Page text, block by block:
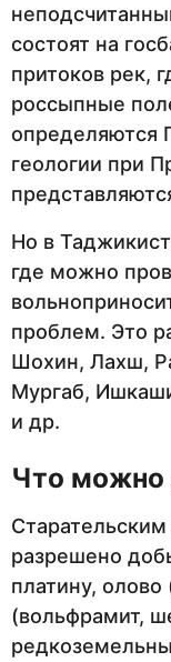
состоят на
притоков рек,
россыпные
определяются
геологии при
Но в
где можно
проблем. Это
Шохин, Лахш,
Мургаб,
и др.
Что можно
разрешено
платину,
(вольфрамит,